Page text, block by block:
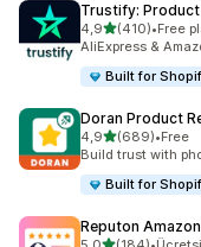
Trustify:
4,95 yıldız
(410)
toplam 410•Free
AliExpress &
Built for
Doran Product
4,95 yıldız
(689)
toplam 689 •Free
Build trust with
Built for
Reputon
5 yıldız